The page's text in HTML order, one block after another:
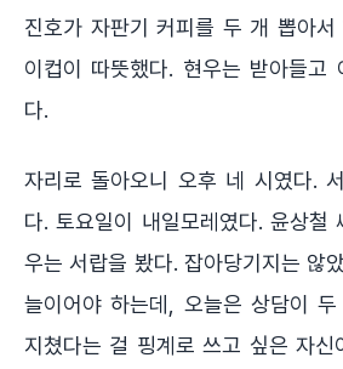
진호가 자판기 커피를 두 개 뽑아서
이컵이 따뜻했다. 현우는 받아들고
다.
자리로 돌아오니 오후 네 시였다.
다. 토요일이 내일모레였다. 윤상철
우는 서랍을 봤다. 잡아당기지는 않
늘이어야 하는데, 오늘은 상담이
지쳤다는 걸 핑계로 쓰고 싶은 자신